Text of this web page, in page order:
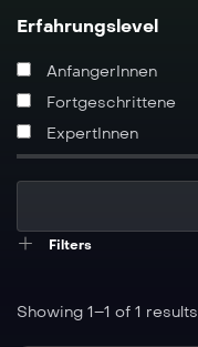
Erfahrungslevel
AnfangerInnen
ExpertInnen
Fortgeschrittene
Filters
Showing 1–1 of 1 results